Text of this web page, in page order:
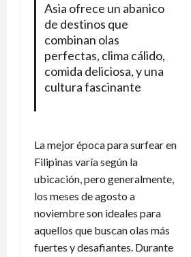
Asia ofrece un abanico
de destinos que
combinan olas
perfectas, clima cálido,
comida deliciosa, y una
cultura fascinante
La mejor época para surfear en
Filipinas varía según la
ubicación, pero generalmente,
los meses de agosto a
noviembre son ideales para
aquellos que buscan olas más
fuertes y desafiantes. Durante